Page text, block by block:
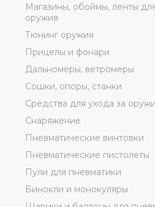
Магазины, обоймы, ленты
оружия
Тюнинг оружия
Прицелы и фонари
Дальномеры, ветромеры
Сошки, опоры, станки
Средства для ухода за
Снаряжение
Пневматические винтовки
Пневматические пистолеты
Пули для пневматики
Бинокли и монокуляры